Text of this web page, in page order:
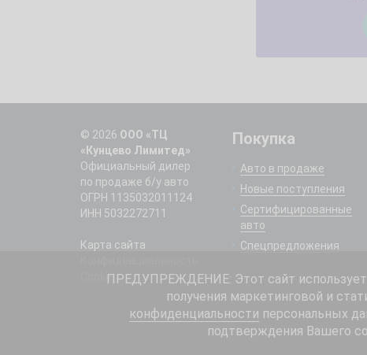
© 2026 ООО «ТЦ
«Кунцево Лимитед»
Официальный дилер
по продаже б/у авто
ОГРН 1135032011124
ИНН 5032272711
Карта сайта
Cookie
Покупка
Авто в продаже
Новые поступления
Сертифицированные
авто
Спецпредложения
ПРЕДУПРЕЖДЕНИЕ: Этот сайт использует
получения маркетинговой и
конфиденциальности персональных
подтверждения Вашего